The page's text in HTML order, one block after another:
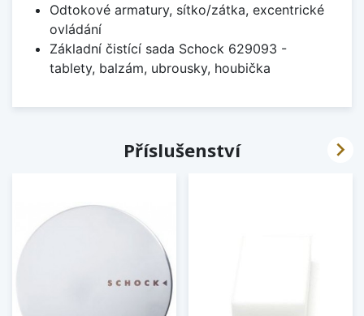
Odtokové armatury, sítko/zátka, excentrické
ovládání
Základní čistící sada Schock 629093 -
tablety, balzám, ubrousky, houbička
Příslušenství 